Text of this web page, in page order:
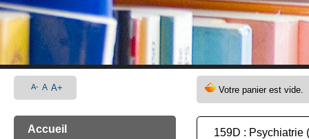
159D : Psychiatrie
A- A A+
Accueil